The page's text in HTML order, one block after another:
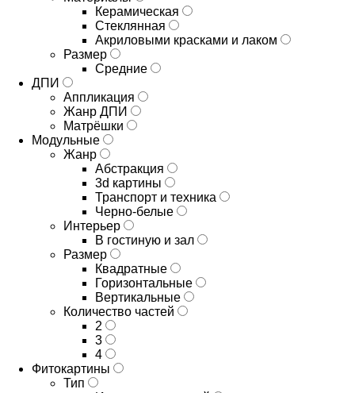
Керамическая
Стеклянная
Акриловыми красками и лаком
Размер
Средние
ДПИ
Аппликация
Жанр ДПИ
Матрёшки
Модульные
Жанр
Абстракция
3d картины
Транспорт и техника
Черно-белые
Интерьер
В гостиную и зал
Размер
Квадратные
Горизонтальные
Вертикальные
Количество частей
2
3
4
Фитокартины
Тип